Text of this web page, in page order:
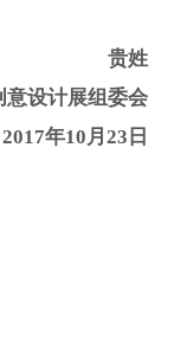
贵姓
意设计展组委会
2017年10月23日